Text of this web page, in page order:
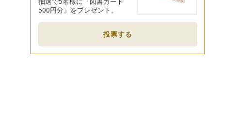
500円分』をプレゼント。
投票する